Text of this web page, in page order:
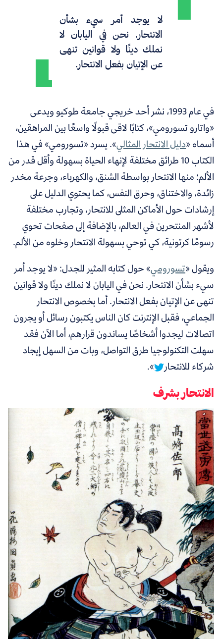
لا يوجد أمر سيء بشأن
الانتحار. نحن في اليابان لا
نملك دينًا ولا قوانين تنهى
عن الإتيان بفعل الانتحار.
في عام 1993، نشر أحد خريجي جامعة طوكيو ويدعى
«واتارو تسورومي»، كتابًا لاقى قبولًا واسعًا بين المراهقين،
أسماه «دليل الانتحار المثالي». يسرد «تسورومي» في هذا
الكتاب 10 طرائق مختلفة لإنهاء الحياة بسهولة وأقل قدر من
الألم؛ منها الانتحار بواسطة الشنق، والكهرباء، وجرعة مخدر
زائدة، والاختناق، وحرق النفس، كما يحتوي الدليل على
إرشادات حول الأماكن المثلى للانتحار، وتجارب مختلفة
لأشهر المنتحرين في العالم، بالإضافة إلى صفحات تحوي
رسومًا كرتونية، كي توحي بسهولة الانتحار وخلوه من الألم.
ويقول «تسورومي» حول كتابه المثير للجدل: «لا يوجد أمر
سيء بشأن الانتحار. نحن في اليابان لا نملك دينًا ولا قوانين
تنهى عن الإتيان بفعل الانتحار. أما بخصوص الانتحار
الجماعي، فقبل الإنترنت كان الناس يكتبون رسائل أو يجرون
اتصالات ليجدوا أشخاصًا يساندون قرارهم، أما الآن فقد
سهلت التكنولوجيا طرق التواصل، وبات من السهل إيجاد
شركاء للانتحار
».
الانتحار بشرف